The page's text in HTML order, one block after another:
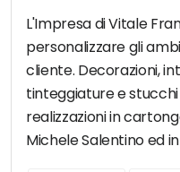
L'Impresa di Vitale
personalizzare gli
cliente. Decorazioni,
tinteggiature e
realizzazioni in
Michele Salentino ed